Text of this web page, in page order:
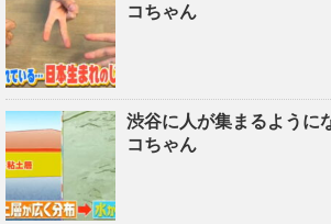
コちゃん
渋谷に人が集まるように
コちゃん